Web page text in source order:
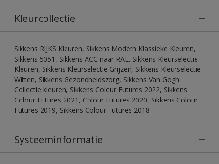
Kleurcollectie
Sikkens RIJKS Kleuren, Sikkens Modern Klassieke Kleuren,
Sikkens 5051, Sikkens ACC naar RAL, Sikkens Kleurselectie
Kleuren, Sikkens Kleurselectie Grijzen, Sikkens Kleurselectie
Witten, Sikkens Gezondheidszorg, Sikkens Van Gogh
Collectie kleuren, Sikkens Colour Futures 2022, Sikkens
Colour Futures 2021, Colour Futures 2020, Sikkens Colour
Futures 2019, Sikkens Colour Futures 2018
Systeeminformatie